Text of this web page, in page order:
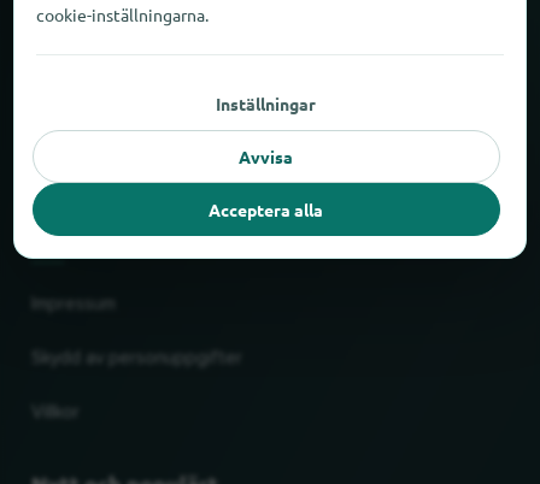
Om locabee
Partner
Juridiskt
cookie-inställningarna.
Inställningar
Avvisa
Acceptera alla